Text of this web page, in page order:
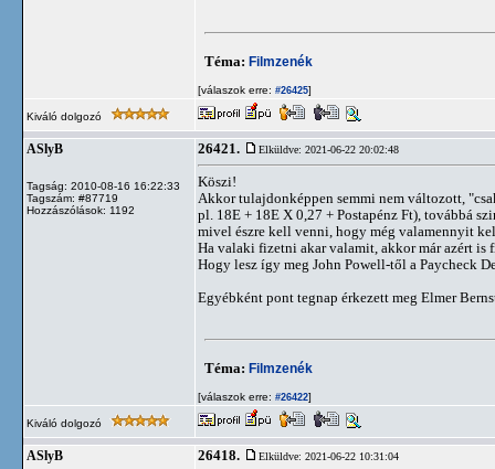
Téma: Filmzenék
[válaszok erre: #26425]
Kiváló dolgozó
ASlyB
Tagság: 2010-08-16 16:22:33
Tagszám: #87719
Hozzászólások: 1192
26421. Elküldve: 2021-06-22 20:02:48
Köszi!
Akkor tulajdonképpen semmi nem változott,
pl. 18E + 18E X 0,27 + Postapénz Ft), továbbá
mivel észre kell venni, hogy még valamennyit
Ha valaki fizetni akar valamit, akkor már azért is
Hogy lesz így meg John Powell-től a Paycheck
Egyébként pont tegnap érkezett meg Elmer
Téma: Filmzenék
[válaszok erre: #26422]
Kiváló dolgozó
ASlyB 26418. Elküldve: 2021-06-22 10:31:04